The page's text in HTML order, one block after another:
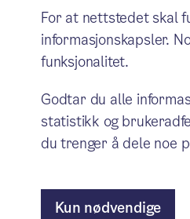
For at nettstedet skal
informasjonskapsler.
funksjonalitet.
Godtar du alle
statistikk og
du trenger å dele noe
Kun nødvendige